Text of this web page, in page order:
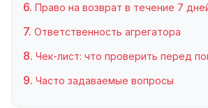
Право на возврат в течение 7
Ответственность агрегатора
Чек-лист: что проверить перед
Часто задаваемые вопросы